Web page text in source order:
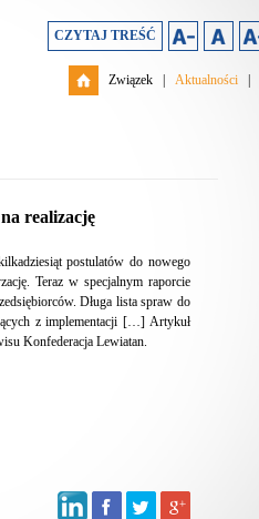
CZYTAJ TREŚĆ
Związek Aktualności
realizację
postulatów do nowego
Teraz w specjalnym raporcie
Długa lista spraw do
z implementacji […] Artykuł
Konfederacja Lewiatan.